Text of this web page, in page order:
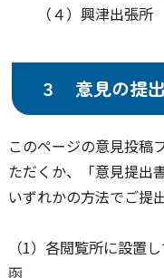
（４）興津出張所
３ 意見の提
このページの意見投稿
ただくか、「意見提出
いずれかの方法でご提
（1）各閲覧所に設置
函